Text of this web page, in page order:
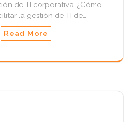
de TI corporativa. ¿Cómo
la gestión de TI de…
Read More